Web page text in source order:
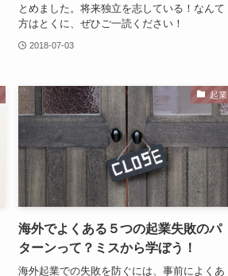
とめました。将来独立を志している！なんて
方はとくに、ぜひご一読ください！
2018-07-03
起業
海外でよくある５つの起業失敗のパ
ターンって？ミスから学ぼう！
海外起業での失敗を防ぐには、事前によくあ